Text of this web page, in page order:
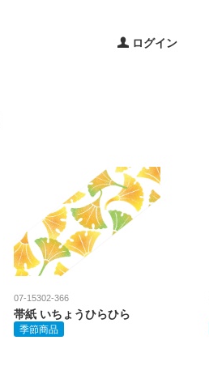
ログイン
07-15302-366
帯紙 いちょうひらひら
季節商品